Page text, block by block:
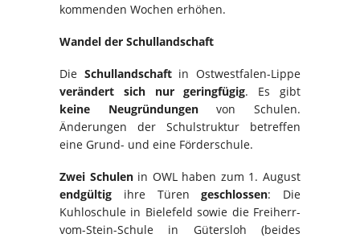
kommenden Wochen erhöhen.
Wandel der Schullandschaft
Die Schullandschaftin Ostwestfalen-Lippe
verändert sich nur geringfügig. Es gibt
keine Neugründungenvon Schulen.
Änderungen der Schulstruktur betreffen
eine Grund- und eine Förderschule.
Zwei Schulenin OWL haben zum 1. August
endgültig ihre Türengeschlossen: Die
Kuhloschule in Bielefeld sowie die Freiherr-
vom-Stein-Schule in Gütersloh (beides